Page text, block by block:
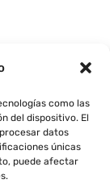
como las
del dispositivo. El
datos
únicas
puede afectar
los derechos
de Cookies
Devoluciones